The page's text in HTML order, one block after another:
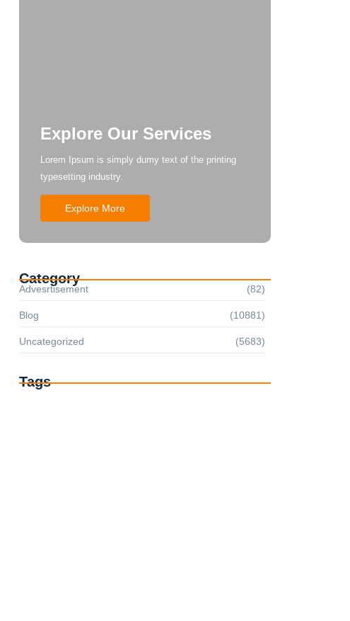
Explore Our Services
Lorem Ipsum is simply dumy text of the printing
typesetting industry.
Explore More
Category
Advesrtisement (82)
Blog (10881)
Uncategorized (5683)
Tags